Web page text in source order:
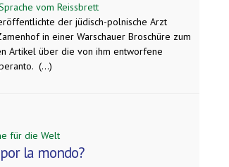
vom Reissbrett
der jüdisch-polnische Arzt
in einer Warschauer Broschüre zum
Artikel über die von ihm entworfene
(...)
für die Welt
la mondo?